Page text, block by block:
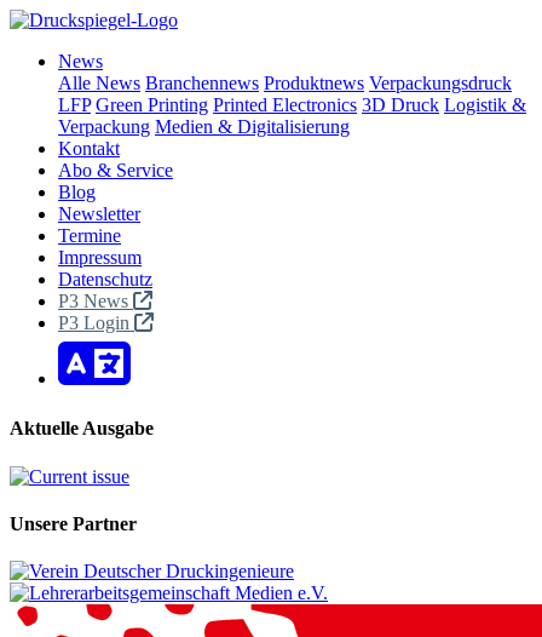
News
Alle News Branchennews Produktnews Verpackungsdruck
LFP Green Printing Printed Electronics 3D Druck Logistik &
Verpackung Medien & Digitalisierung
Kontakt
Abo & Service
Blog
Newsletter
Termine
Impressum
Datenschutz
P3 News
P3 Login
Aktuelle Ausgabe
Unsere Partner